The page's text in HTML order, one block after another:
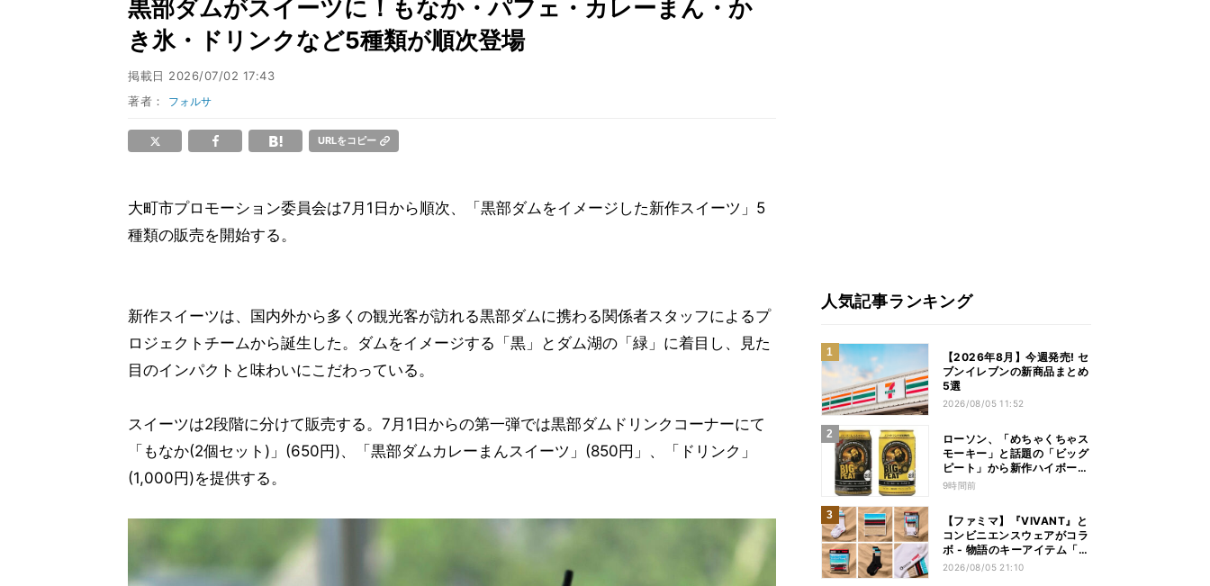
黒部ダムがスイーツに！もなか・パフェ・カレーまん・か
き氷・ドリンクなど5種類が順次登場
掲載日 2026/07/02 17:43
著者： フォルサ
URLをコピー
大町市プロモーション委員会は7月1日から順次、「黒部ダムをイメージした新作スイーツ」5
種類の販売を開始する。
新作スイーツは、国内外から多くの観光客が訪れる黒部ダムに携わる関係者スタッフによるプ
ロジェクトチームから誕生した。ダムをイメージする「黒」とダム湖の「緑」に着目し、見た
目のインパクトと味わいにこだわっている。
スイーツは2段階に分けて販売する。7月1日からの第一弾では黒部ダムドリンクコーナーにて
「もなか(2個セット)」(650円)、「黒部ダムカレーまんスイーツ」(850円」、「ドリンク」
(1,000円)を提供する。
人気記事ランキング
【2026年8月】今週発売! セ
ブンイレブンの新商品まとめ
5選
2026/08/05 11:52
ローソン、「めちゃくちゃス
モーキー」と話題の「ビッグ
ピート」から新作ハイボール
缶＆ミニボトル発売
9時間前
【ファミマ】『VIVANT』と
コンビニエンスウェアがコラ
ボ - 物語のキーアイテム「別
班饅頭」も発売
2026/08/05 21:10